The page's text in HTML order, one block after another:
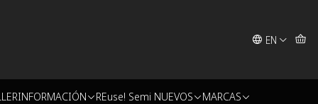
EN
INFORMACIÓN REuse! Semi NUEVOS MARCAS